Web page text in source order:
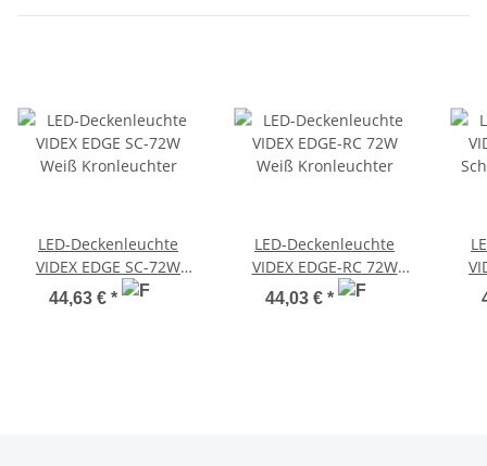
LED-Deckenleuchte
VIDEX EDGE SC-72W
Weiß Kronleuchter
44,63 € *
LED-Deckenleuchte
VIDEX EDGE-RC 72W
Weiß Kronleuchter
44,03 € *